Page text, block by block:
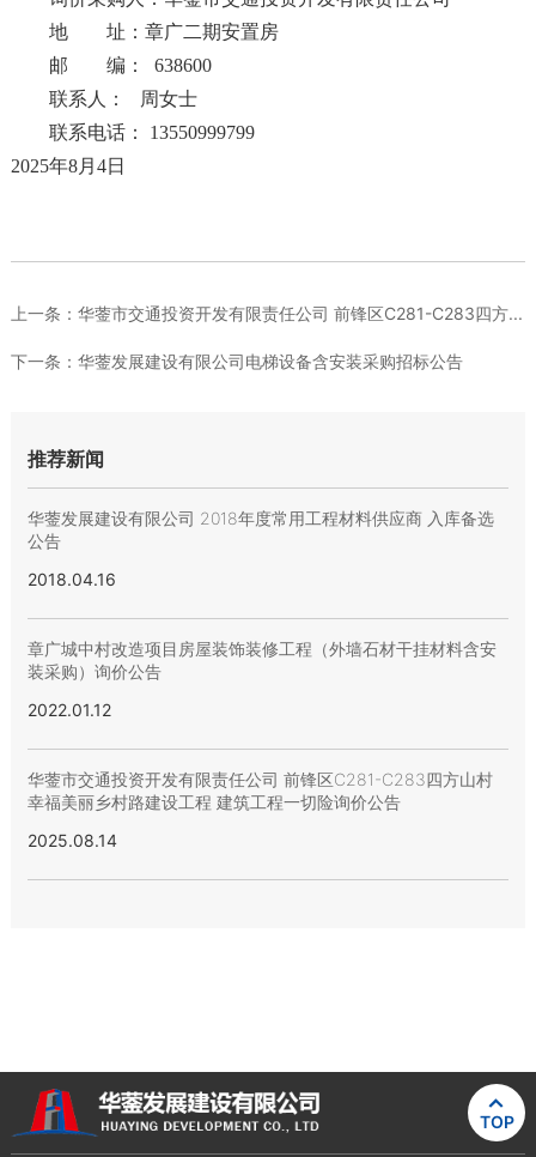
地 址：章广二期安置房
邮 编：
638600
联系 人：
周女士
联系电话：
13550999799
2025年8月4日
上一条： 华蓥市交通投资开发有限责任公司 前锋区C281-C283四方...
下一条： 华蓥发展建设有限公司电梯设备含安装采购招标公告
推荐新闻
华蓥发展建设有限公司 2018年度常用工程材料供应商 入库备选
公告
2018.04.16
章广城中村改造项目房屋装饰装修工程（外墙石材干挂材料含安
装采购）询价公告
2022.01.12
华蓥市交通投资开发有限责任公司 前锋区C281-C283四方山村
幸福美丽乡村路建设工程 建筑工程一切险询价公告
2025.08.14

TOP